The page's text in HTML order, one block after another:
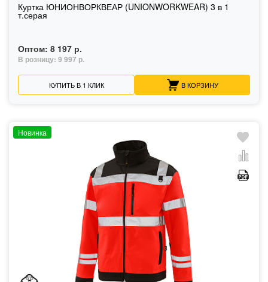
Куртка ЮНИОНВОРКВЕАР (UNIONWORKWEAR) 3 в 1
т.серая
Оптом: 8 197 р.
В розницу: 9 997 р.
КУПИТЬ В 1 КЛИК В КОРЗИНУ
Новинка